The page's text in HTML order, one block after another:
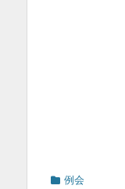
カ 例会